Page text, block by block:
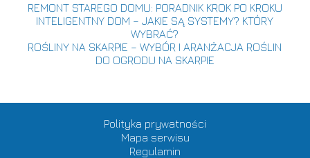
REMONT STAREGO DOMU: PORADNIK KROK PO KROKU
INTELIGENTNY DOM – JAKIE SĄ SYSTEMY? KTÓRY
WYBRAĆ?
ROŚLINY NA SKARPIE – WYBÓR I ARANŻACJA ROŚLIN
DO OGRODU NA SKARPIE
Polityka prywatności
Mapa serwisu
Regulamin